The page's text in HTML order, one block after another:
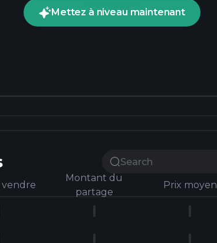
Mettez à niveau maintenant
Montant du
partage
Prix ​​moyen